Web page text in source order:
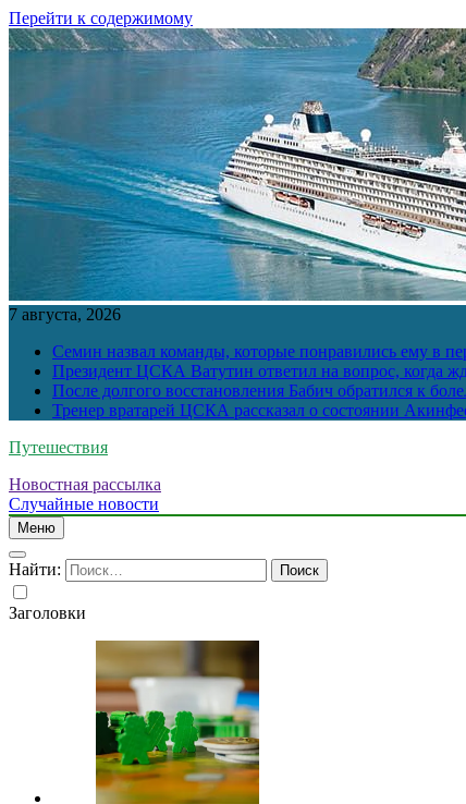
Перейти к содержимому
7 августа, 2026
Семин назвал команды, которые понравились ему в
Президент ЦСКА Ватутин ответил на вопрос, когда
После долгого восстановления Бабич обратился к
Тренер вратарей ЦСКА рассказал о состоянии
Путешествия
Новостная рассылка
Случайные новости
Меню
Найти:
Заголовки